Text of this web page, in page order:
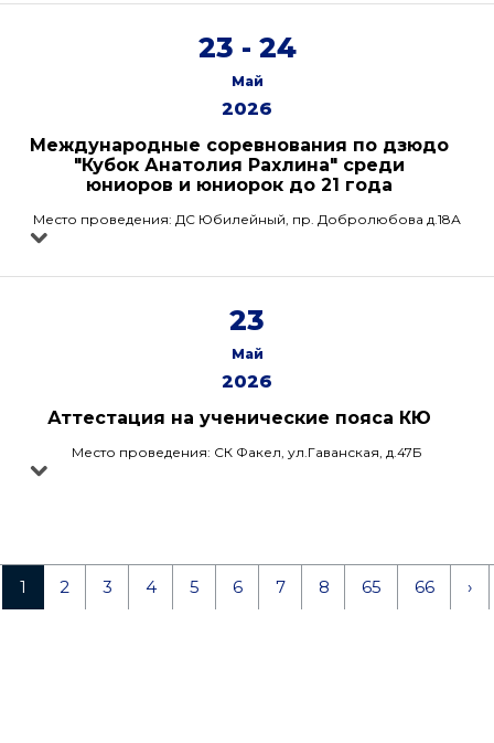
23 - 24
Май
2026
Международные соревнования по дзюдо
"Кубок Анатолия Рахлина" среди
юниоров и юниорок до 21 года
Место проведения: ДС Юбилейный, пр. Добролюбова д.18А
23
Май
2026
Аттестация на ученические пояса КЮ
Место проведения: СК Факел, ул.Гаванская, д.47Б
1 2 3 4 5 6 7 8 65 66 ›